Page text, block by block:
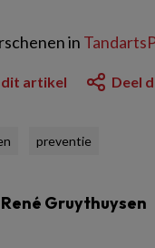
in
dit artikel Deel
preventie
René Gruythuysen